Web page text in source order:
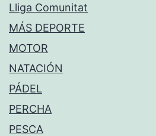
Lliga Comunitat
MÁS DEPORTE
MOTOR
NATACIÓN
PÁDEL
PERCHA
PESCA